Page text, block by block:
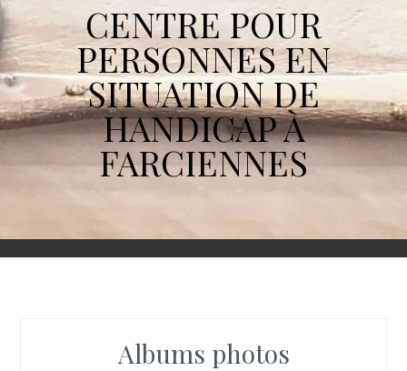
CENTRE POUR
PERSONNES EN
SITUATION DE
HANDICAP À
FARCIENNES
Albums photos